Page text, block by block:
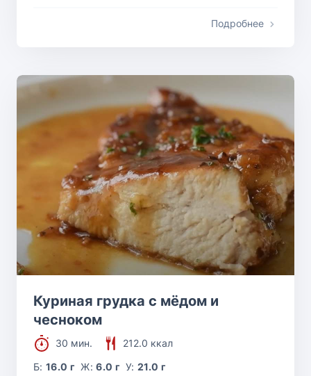
Подробнее
Куриная грудка с мёдом и
чесноком
30 мин.
212.0 ккал
Б:16.0 г Ж:6.0 г У:21.0 г